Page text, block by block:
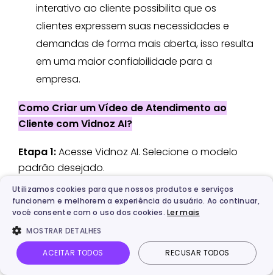
interativo ao cliente possibilita que os
clientes expressem suas necessidades e
demandas de forma mais aberta, isso resulta
em uma maior confiabilidade para a
empresa.
Como Criar um Vídeo de Atendimento ao
Cliente com Vidnoz AI?
Etapa 1:Acesse Vidnoz AI. Selecione o modelo
padrão desejado.
Utilizamos cookies para que nossos produtos e serviços
funcionem e melhorem a experiência do usuário. Ao continuar,
você consente com o uso dos cookies.Ler mais
MOSTRAR DETALHES
ACEITAR TODOS RECUSAR TODOS